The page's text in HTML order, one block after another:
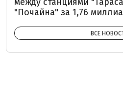
"Почайна" за 1,76
ВСЕ